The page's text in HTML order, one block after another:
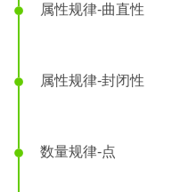
属性规律-曲直性
属性规律-封闭性
数量规律-点